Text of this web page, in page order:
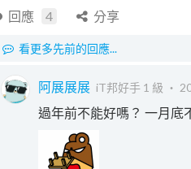
回應 4 分享
看更多先前的回應...
阿展展展 iT邦好手 1 級 ‧
過年前不能好嗎？ 一月底